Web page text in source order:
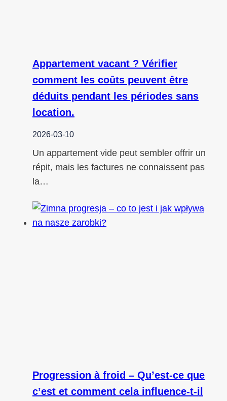
Appartement vacant ? Vérifier
comment les coûts peuvent être
déduits pendant les périodes sans
location.
2026-03-10
Un appartement vide peut sembler offrir un
répit, mais les factures ne connaissent pas
la…
Progression à froid – Qu’est-ce que
c’est et comment cela influence-t-il